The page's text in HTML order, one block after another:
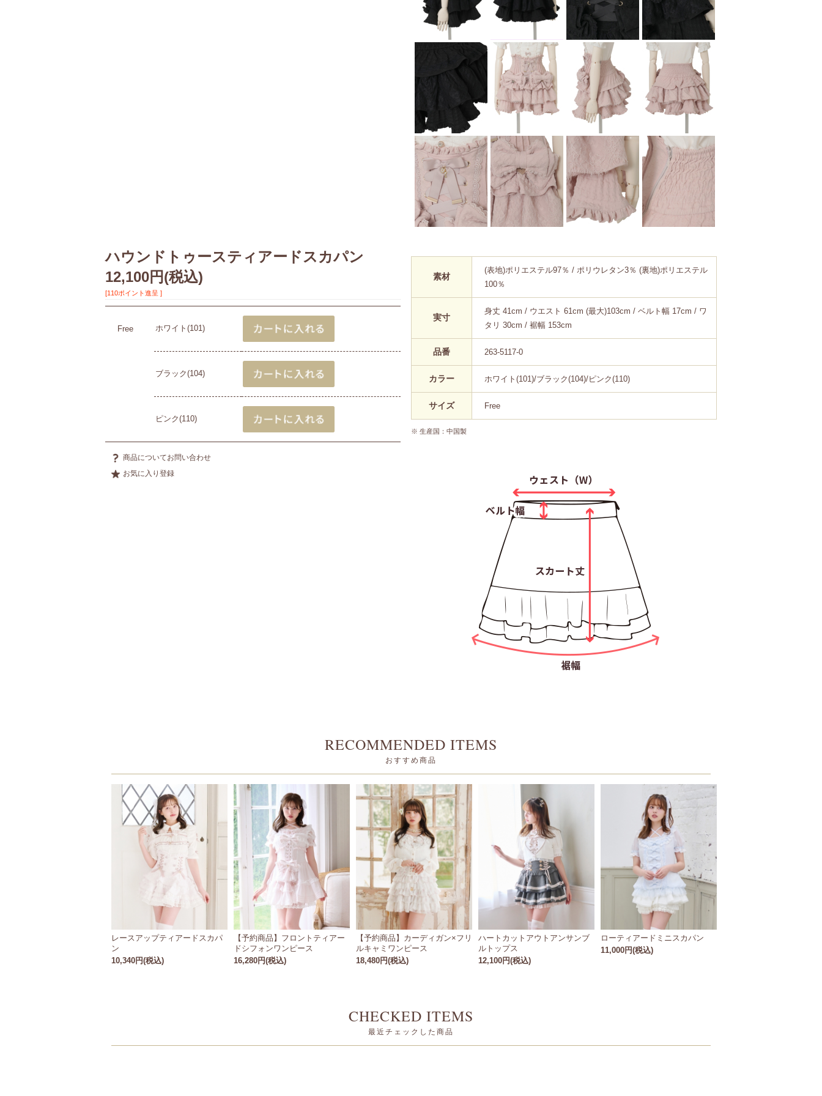
素材
(表地)ポリエステル97％ / ポリウレタン3％ (裏地)ポリエステル
100％
実寸
身丈 41cm / ウエスト 61cm (最大)103cm / ベルト幅 17cm / ワ
タリ 30cm / 裾幅 153cm
品番 263-5117-0
カラー ホワイト(101)/ブラック(104)/ピンク(110)
サイズ Free
※ 生産国：中国製
ハウンドトゥースティアードスカパン
12,100円(税込)
[110ポイント進呈 ]
Free ホワイト(101)
ブラック(104)
ピンク(110)
RECOMMENDED ITEMS
おすすめ商品
レースアップティアードスカパ
ン
10,340円(税込)
【予約商品】フロントティアー
ドシフォンワンピース
16,280円(税込)
【予約商品】カーディガン×フリ
ルキャミワンピース
18,480円(税込)
ハートカットアウトアンサンブ
ルトップス
12,100円(税込)
ローティアードミニスカパン
11,000円(税込)
CHECKED ITEMS
最近チェックした商品